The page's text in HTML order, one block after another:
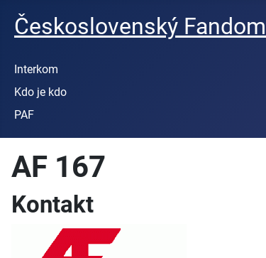
Československý
Interkom
Kdo je kdo
PAF
AF 167
Kontakt